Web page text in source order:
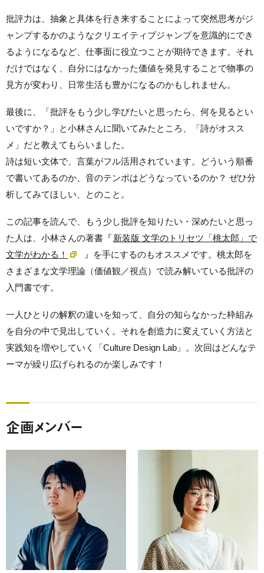
批評力は、抽象と具体を行き来することによって突然思考がジ
ャンプするかのようなクリエイティブジャンプを意識的にでき
るようになるなど、仕事面に役立つことが期待できます。それ
だけではなく、自分にはなかった価値を発見することで物事の
見方が変わり、日常生活も豊かになるのかもしれません。
最後に、「批評をもう少し学びたいと思ったら、何を見るとい
いですか？」と小林さんに聞いてみたところ、「詩がオスス
メ」だと教えてもらいました。
詩は短い文体で、言葉がフル活用されています。どういう順番
で書いてあるのか、音のテンポはどうなっているのか？ ぜひ分
析してみてほしい、とのこと。
この記事を読んで、もう少し批評を知りたい・深めたいと思っ
た人は、小林さんの著書『 新装版 文学のトリセツ「桃太郎」で
文学がわかる！
』を手にするのもオススメです。 桃太郎を
さまざまな文学理論（価値観／視点）で読み解いている批評の
入門書です。
一人ひとりの解釈の違いを知って、自分の知らなかった枠組み
を自分の中で見出していく。それを創造力に変えていく方法と
実践知を増やしていく「Culture Design Lab」。 次回はどんなテ
ーマが繰り広げられるのか楽しみです！
企画メンバー